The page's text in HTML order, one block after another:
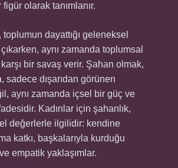
olarak tanımlanır.
toplumun dayattığı geleneksel
aynı zamanda toplumsal
bir savaş verir. Şahan olmak,
sadece dışarıdan görünen
aynı zamanda içsel bir güç ve
Kadınlar için şahanlık,
değerlerle ilgilidir: kendine
katkı, başkalarıyla kurduğu
empatik yaklaşımlar.